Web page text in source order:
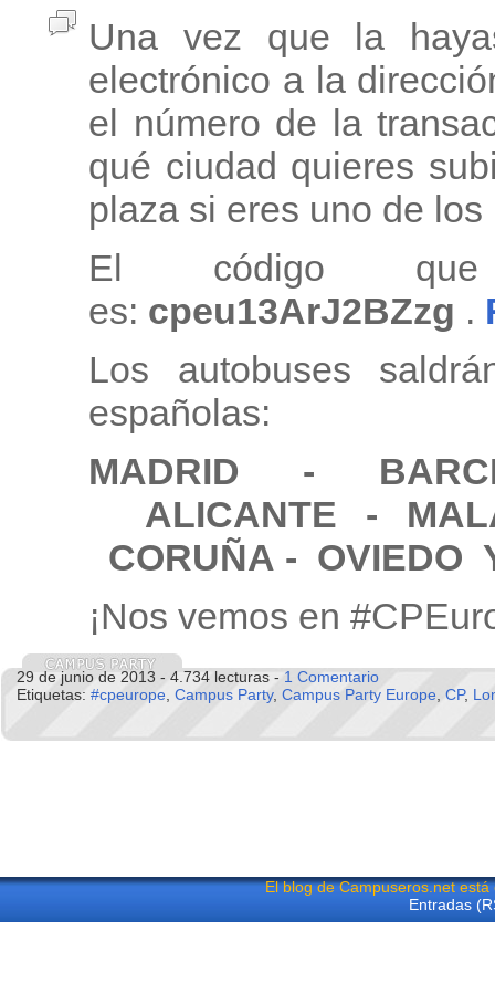
Una vez que la
electrónico a la
el número de la
qué ciudad quieres
plaza si eres uno de
El código
es: cpeu13ArJ2BZzg .
Los autobuses
españolas:
MADRID -
ALICANTE -
CORUÑA -
¡Nos vemos en
29 de junio de 2013 - 4.734 lecturas - 1 Comentario
Etiquetas: #cpeurope Campus Party, Campus Party Europe CP,
El blog de Campuseros.net
Entradas